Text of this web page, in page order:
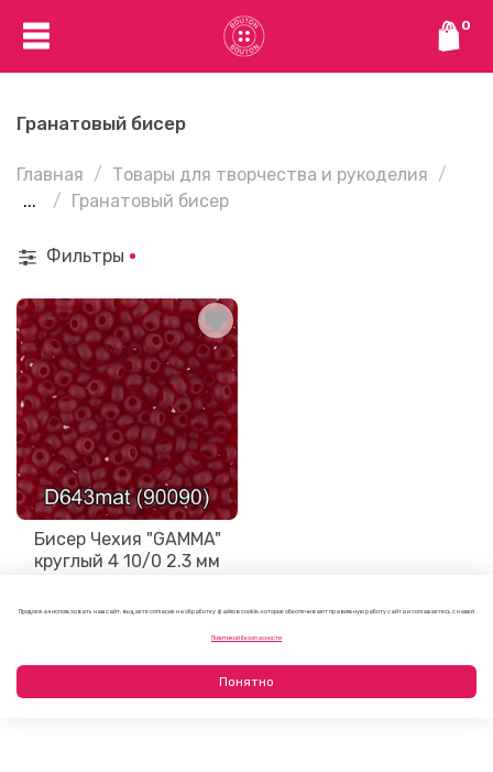
0
Гранатовый бисер
Главная
Товары для творчества и рукоделия
...
Гранатовый бисер
Фильтры
Бисер Чехия "GAMMA"
круглый 4 10/0 2.3 мм
мат. ( 90090 )
Продолжая использовать наш сайт, вы даете согласие на обработку файлов cookie, которые обеспечивают правильную работу сайта и соглашаетесь с нашей
Политикой безопасности
Понятно